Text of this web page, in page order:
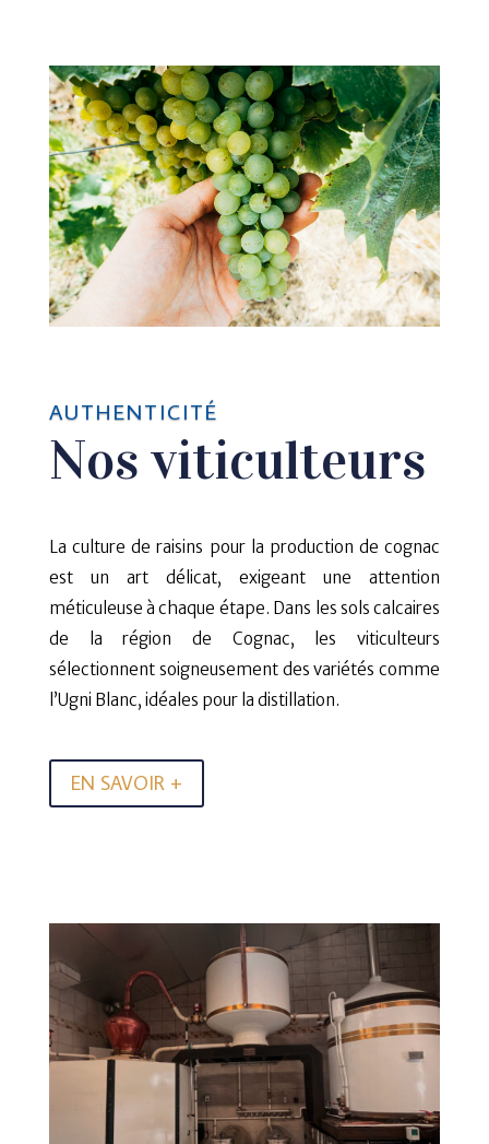
AUTHENTICITÉ
Nos viticulteurs
La culture de raisins pour la production de cognac
est un art délicat, exigeant une attention
méticuleuse à chaque étape. Dans les sols calcaires
de la région de Cognac, les viticulteurs
sélectionnent soigneusement des variétés comme
l’Ugni Blanc, idéales pour la distillation.
EN SAVOIR +